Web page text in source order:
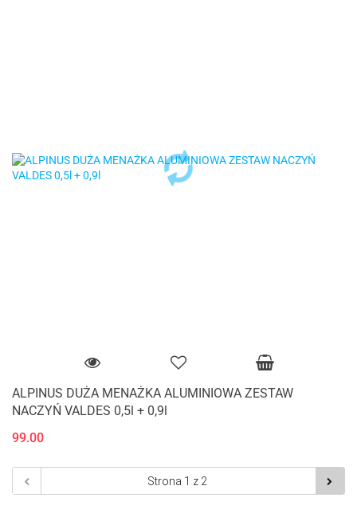
ALPINUS DUŻA MENAŻKA ALUMINIOWA ZESTAW
NACZYŃ VALDES 0,5l + 0,9l
99.00